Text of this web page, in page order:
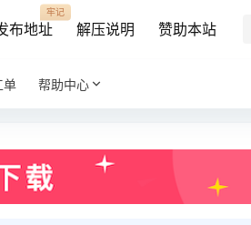
布地址
牢记
解压说明 赞助本站
单 帮助中心